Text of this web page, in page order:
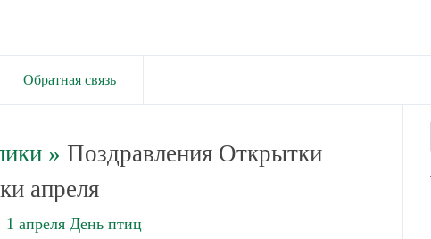
Обратная связь
» Поздравления Открытки
апреля
1 апреля День птиц